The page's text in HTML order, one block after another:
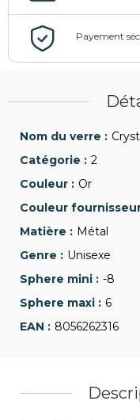
2
Or
Métal
Unisexe
-8
6
8056262316